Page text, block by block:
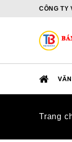
CÔNG TY
Trang